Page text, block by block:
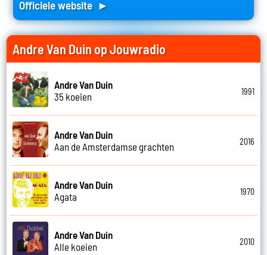
Officiele website ►
Andre Van Duin op Jouwradio
Andre Van Duin
35 koeien
1991
Andre Van Duin
Aan de Amsterdamse grachten
2016
Andre Van Duin
Agata
1970
Andre Van Duin
Alle koeien
2010